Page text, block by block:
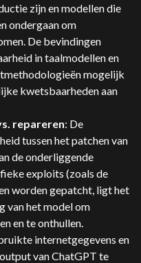
zijn en modellen die
ondergaan om
De bevindingen
in taalmodellen en
mogelijk
kwetsbaarheden aan
repareren: De
tussen het patchen van
de onderliggende
exploits (zoals de
worden gepatcht, ligt het
van het model om
en te onthullen.
internetgegevens en
van ChatGPT te